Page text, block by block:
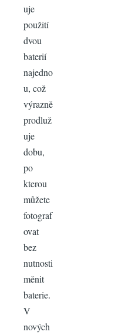
uje
použití
dvou
baterií
najedno
u, což
výrazně
prodluž
uje
dobu,
po
kterou
můžete
fotograf
ovat
bez
nutnosti
měnit
baterie.
V
nových